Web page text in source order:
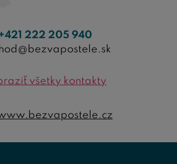
222 205 940
všetky kontakty